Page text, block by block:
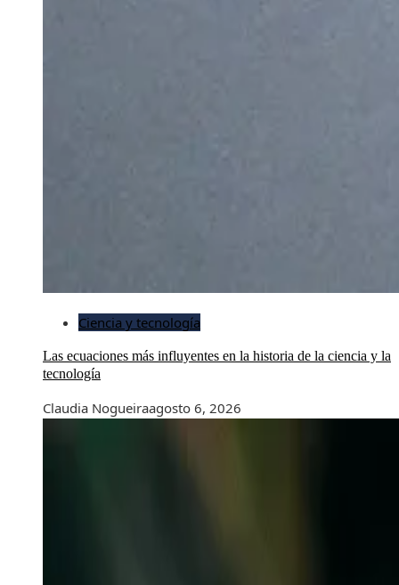
Ciencia y tecnología
Las ecuaciones más influyentes en la historia de la ciencia y la
tecnología
Claudia Nogueiraagosto 6, 2026